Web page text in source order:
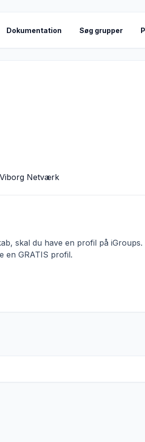
Dokumentation Søg grupper
Netværk
skal du have en profil på
en GRATIS profil.